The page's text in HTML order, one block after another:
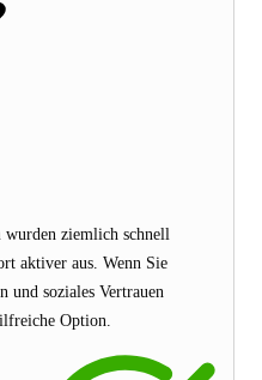
ziemlich schnell
aktiver aus. Wenn Sie
und soziales Vertrauen
Option.